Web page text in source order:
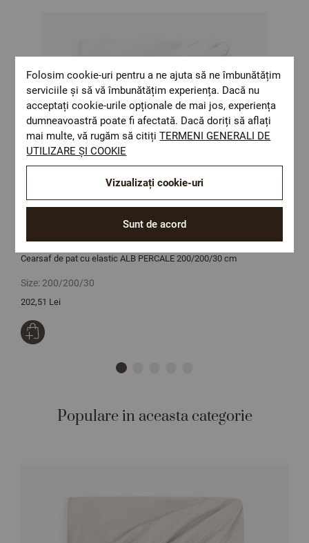
Cearsaf de pat cu elastic ALB PERCALE 200/200/30 cm
Size: 200/200/30
202,51 Lei
Populare in aceasta categorie
Folosim cookie-uri pentru a ne ajuta să ne îmbunătățim
serviciile și să vă îmbunătățim experiența. Dacă nu
acceptați cookie-urile opționale de mai jos, experiența
dumneavoastră poate fi afectată. Dacă doriți să aflați
mai multe, vă rugăm să citițiTERMENI GENERALI DE
UTILIZARE ȘI COOKIE
Sunt de acord
Vizualizați cookie-uri